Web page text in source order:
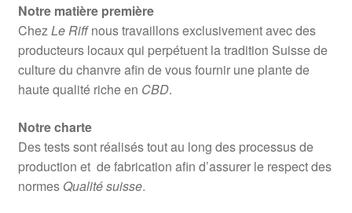
Notre matière première
ChezLe Riffnous travaillons exclusivement avec des
producteurs locaux qui perpétuent la tradition Suisse de
culture du chanvre afin de vous fournir une plante de
haute qualité riche en CBD.
Notre charte
Des tests sont réalisés tout au long des processus de
production et de fabrication afin d’assurer le respect des
normes Qualité suisse.